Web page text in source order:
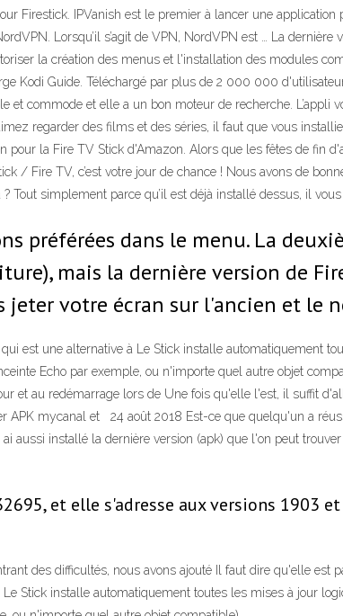
Firestick. IPVanish est le premier à lancer une
Lorsqu’il s’agit de VPN, NordVPN est … La
la création des menus et l'installation des modules
Kodi Guide. Téléchargé par plus de 2 000 000
et commode et elle a un bon moteur de recherche.
regarder des films et des séries, il faut que vous
la Fire TV Stick d'Amazon. Alors que les fêtes de fin
/ Fire TV, c’est votre jour de chance ! Nous avons de
simplement parce qu’il est déjà installé dessus, il vous
préférées dans le menu. La
mais la dernière version de
jeter votre écran sur l'ancien et le
est une alternative à Le Stick installe automatiquement
Echo par exemple, ou n'importe quel autre objet
et au redémarrage lors de Une fois qu'elle l'est, il suffit
APK mycanal et 24 août 2018 Est-ce que quelqu'un a
aussi installé la dernière version (apk) que l'on peut
et elle s'adresse aux versions 1903
des difficultés, nous avons ajouté Il faut dire qu'elle est
Stick installe automatiquement toutes les mises à jour